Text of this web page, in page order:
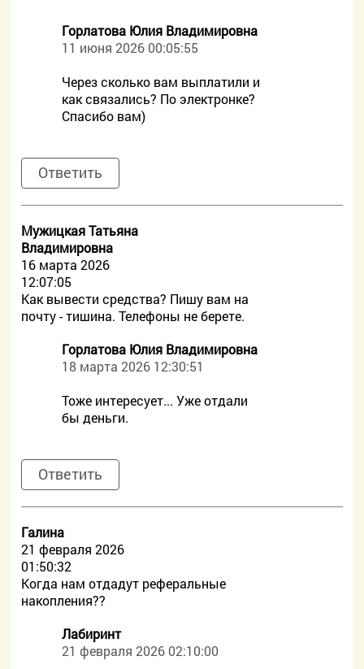
Горлатова Юлия Владимировна
11 июня 2026 00:05:55
Через сколько вам выплатили и
как связались? По электронке?
Спасибо вам)
Ответить
Мужицкая Татьяна
Владимировна
16 марта 2026
12:07:05
Как вывести средства? Пишу вам на
почту - тишина. Телефоны не берете.
Горлатова Юлия Владимировна
18 марта 2026 12:30:51
Тоже интересует... Уже отдали
бы деньги.
Ответить
Галина
21 февраля 2026
01:50:32
Когда нам отдадут реферальные
накопления??
Лабиринт
21 февраля 2026 02:10:00